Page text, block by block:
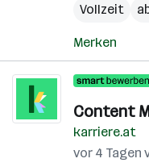
Vollzeit
Merken
Content
karriere.at
vor 4